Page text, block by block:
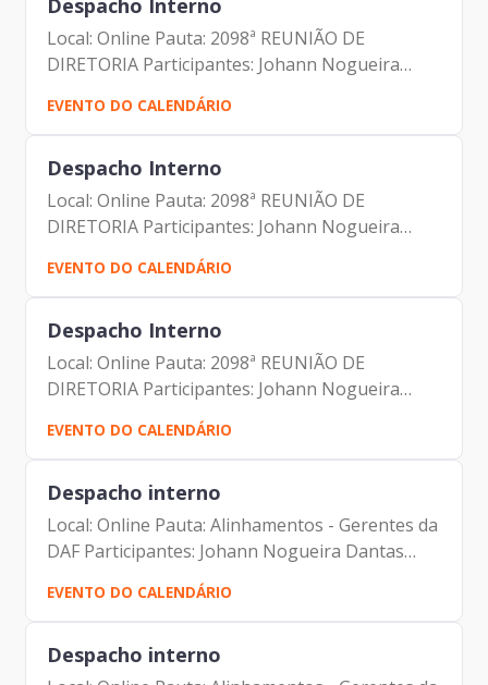
Despacho Interno
Local: Online Pauta: 2098ª REUNIÃO DE
DIRETORIA Participantes: Johann Nogueira
Dantas Marcio Rodrigues Pereira Mendes
Luciano de Azevedo Farias Ferreira Antonio
Celso de Paula Albuquerque Filho...
EVENTO DO CALENDÁRIO
Despacho Interno
Local: Online Pauta: 2098ª REUNIÃO DE
DIRETORIA Participantes: Johann Nogueira
Dantas Marcio Rodrigues Pereira Mendes
Luciano de Azevedo Farias Ferreira Antonio
Celso de Paula Albuquerque Filho...
EVENTO DO CALENDÁRIO
Despacho Interno
Local: Online Pauta: 2098ª REUNIÃO DE
DIRETORIA Participantes: Johann Nogueira
Dantas Marcio Rodrigues Pereira Mendes
Luciano de Azevedo Farias Ferreira Antonio
Celso de Paula Albuquerque Filho...
EVENTO DO CALENDÁRIO
Despacho interno
Local: Online Pauta: Alinhamentos - Gerentes da
DAF Participantes: Johann Nogueira Dantas
Carolina Magnani Hiromoto Carlos Alberto da
Silva Tatiana Rosa Mie Kusano Solange
Rodrigues Parra Marco...
EVENTO DO CALENDÁRIO
Despacho interno